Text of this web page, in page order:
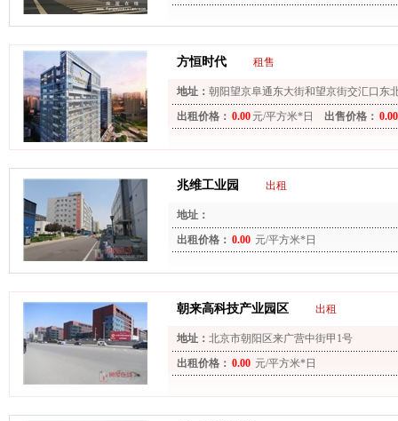
方恒时代 租售
地址： 朝阳望京阜通东大街和望京街交汇口东
侧）
出租价格： 0.00 元/平方米*日 出售价格： 0.00
兆维工业园 出租
地址：
出租价格： 0.00 元/平方米*日
朝来高科技产业园区 出租
地址： 北京市朝阳区来广营中街甲1号
出租价格： 0.00 元/平方米*日